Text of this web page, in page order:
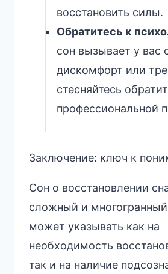
восстановить силы.
Обратитесь к
сон вызывает у вас
дискомфорт или
стесняйтесь
профессиональной
Заключение: ключ к
Сон о восстановлении
сложный и
может указывать как на
необходимость
так и на наличие